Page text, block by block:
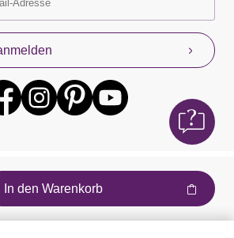
In den Warenkorb